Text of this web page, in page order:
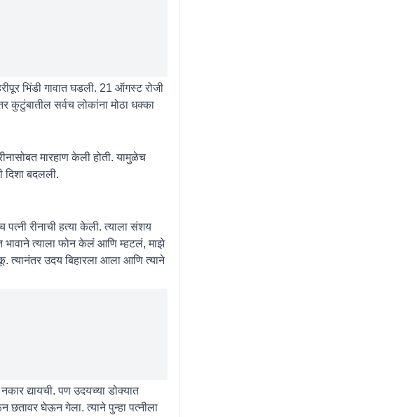
भिंडी गावात घडली. 21 ऑगस्ट रोजी
कुटुंबातील सर्वच लोकांना मोठा धक्का
मारहाण केली होती. यामुळेच
दिशा बदलली.
रीनाची हत्या केली. त्याला संशय
भावाने त्याला फोन केलं आणि म्हटलं, माझे
त्यानंतर उदय बिहारला आला आणि त्याने
नकार द्यायची. पण उदयच्या डोक्यात
घेऊन गेला. त्याने पुन्हा पत्नीला